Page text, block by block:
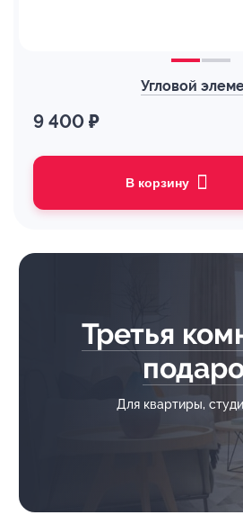
Угловой
9 400 ₽
В корзину
Третья
Для квартиры,